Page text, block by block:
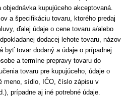
kupujúceho akceptovaná.
a špecifikáciu tovaru, ktorého predaj
ďalej údaje o cene tovaru a/alebo
dodacej lehote tovaru, názov
byť tovar dodaný a údaje o prípadnej
a termíne prepravy tovaru do
tovaru pre kupujúceho, údaje o
meno, sídlo, IČO, číslo zápisu v
prípadne aj iné potrebné údaje.